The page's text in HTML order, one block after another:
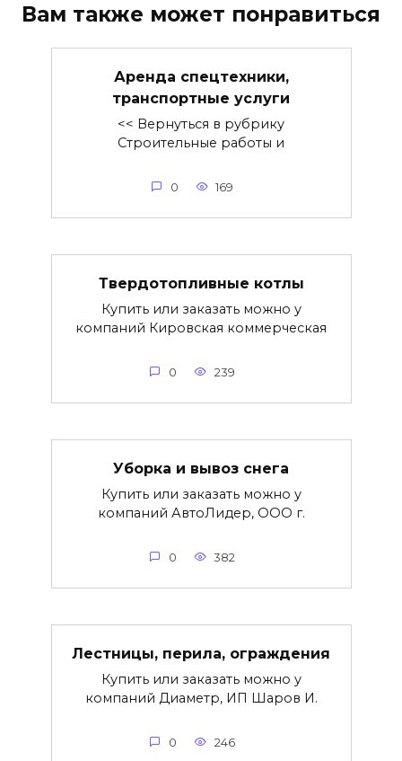
Вам также может понравиться
Аренда спецтехники,
транспортные услуги
<< Вернуться в рубрику
Строительные работы и
0 169
Твердотопливные котлы
Купить или заказать можно у
компаний Кировская коммерческая
0 239
Уборка и вывоз снега
Купить или заказать можно у
компаний АвтоЛидер, ООО г.
0 382
Лестницы, перила, ограждения
Купить или заказать можно у
компаний Диаметр, ИП Шаров И.
0 246